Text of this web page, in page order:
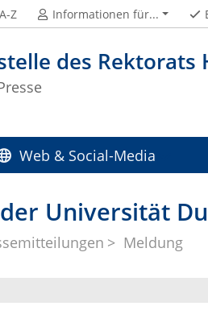
des
A-Z Informationen für...
Web & Social-Media
Universität
Meldung